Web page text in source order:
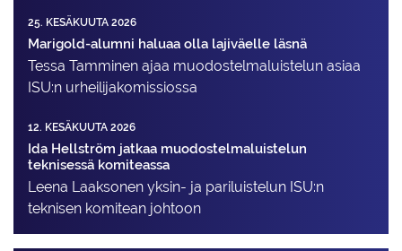
25. KESÄKUUTA 2026
Marigold-alumni haluaa olla lajiväelle läsnä
Tessa Tamminen ajaa muodostelma­luistelun asiaa
ISU:n urheilija­komissiossa
12. KESÄKUUTA 2026
Ida Hellström jatkaa muodostelmaluistelun
teknisessä komiteassa
Leena Laaksonen yksin- ja pariluistelun ISU:n
teknisen komitean johtoon